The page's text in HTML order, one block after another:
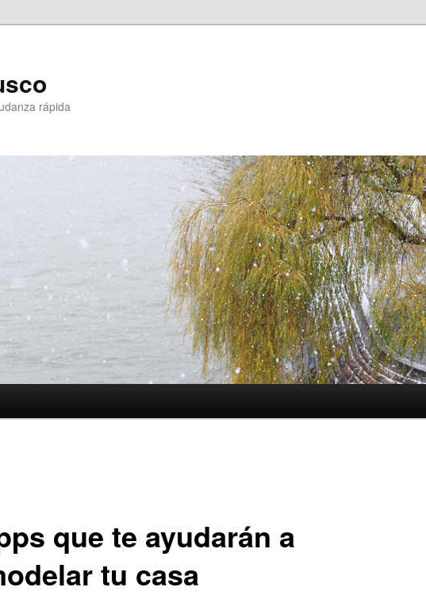
rápida
que te ayudarán a
tu casa